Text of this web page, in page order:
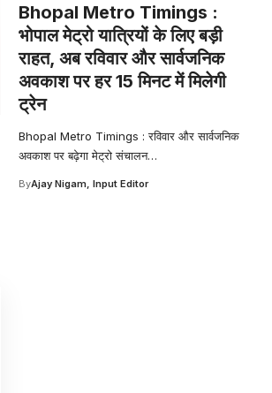
Bhopal Metro Timings :
भोपाल मेट्रो यात्रियों के लिए बड़ी
राहत, अब रविवार और सार्वजनिक
अवकाश पर हर 15 मिनट में मिलेगी
ट्रेन
Bhopal Metro Timings : रविवार और सार्वजनिक
अवकाश पर बढ़ेगा मेट्रो संचालन…
ByAjay Nigam, Input Editor